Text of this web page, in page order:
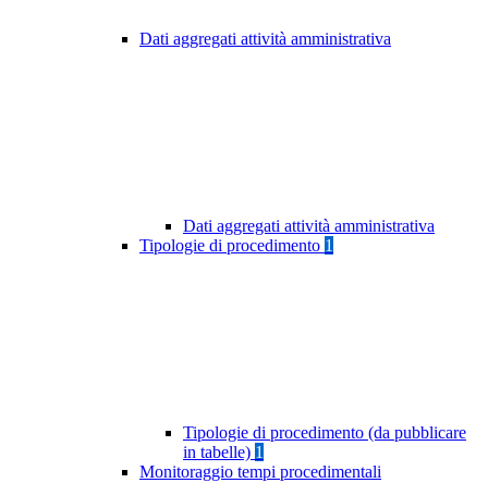
Dati aggregati attività amministrativa
Dati aggregati attività amministrativa
Tipologie di procedimento 1
Tipologie di procedimento (da pubblicare
in tabelle) 1
Monitoraggio tempi procedimentali